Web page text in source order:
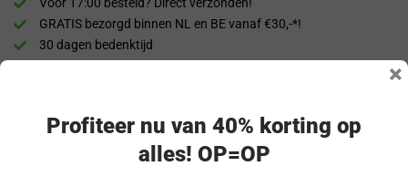
GRATIS bezorgd binnen NL en BE vanaf €30,-*!
30 dagen bedenktijd
Productomschrijving
Profiteer nu van 40% korting op
alles! OP=OP
×